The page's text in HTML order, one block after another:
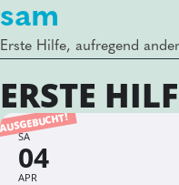
sam
Erste Hilfe, aufregend
ERSTE
SA
04
APR